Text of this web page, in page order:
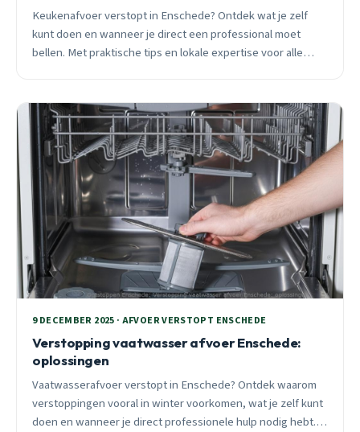
Keukenafvoer verstopt in Enschede? Ontdek wat je zelf
kunt doen en wanneer je direct een professional moet
bellen. Met praktische tips en lokale expertise voor alle
9 DECEMBER 2025 · AFVOER VERSTOPT ENSCHEDE
Verstopping vaatwasser afvoer Enschede:
oplossingen
Vaatwasserafvoer verstopt in Enschede? Ontdek waarom
verstoppingen vooral in winter voorkomen, wat je zelf kunt
doen en wanneer je direct professionele hulp nodig hebt.